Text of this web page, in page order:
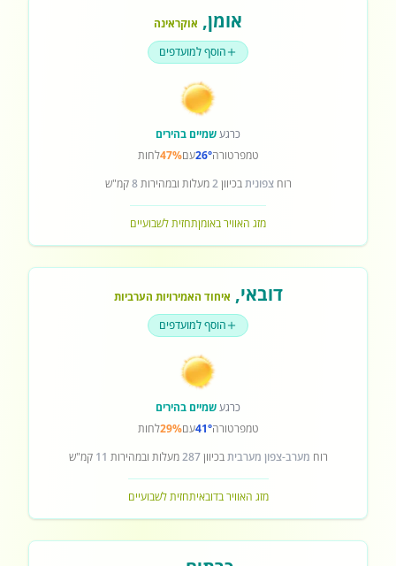
אומן, אוקראינה
הוסף למועדפים
כרגעשמיים בהירים
טמפרטורה26°עם47%לחות
רוחצפוניתבכיוון2מעלות ובמהירות8קמ"ש
מזג האוויר באומןתחזית לשבועיים
דובאי, איחוד האמירויות הערביות
הוסף למועדפים
כרגעשמיים בהירים
טמפרטורה41°עם29%לחות
רוח מערב-צפון מערביתבכיוון287מעלות ובמהירות 11 קמ"ש
מזג האוויר בדובאיתחזית לשבועיים